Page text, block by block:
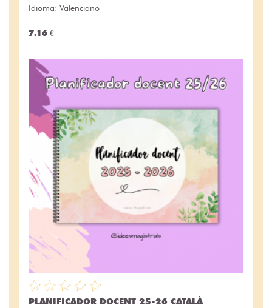
Idioma: Valenciano
7.16 €
PLANIFICADOR DOCENT 25-26 CATALÀ